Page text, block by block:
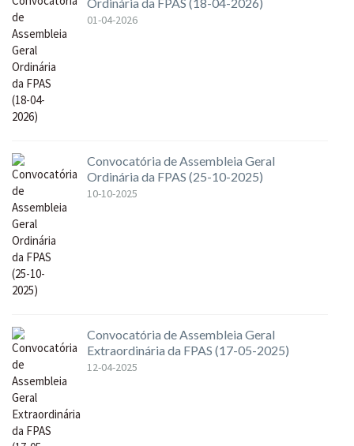
Ordinária da FPAS (18-04-2026)
01-04-2026
Convocatória de Assembleia Geral
Ordinária da FPAS (25-10-2025)
10-10-2025
Convocatória de Assembleia Geral
Extraordinária da FPAS (17-05-2025)
12-04-2025